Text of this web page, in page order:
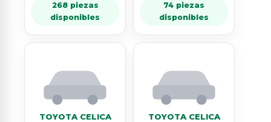
268 piezas
disponibles
74 piezas
disponibles
TOYOTA CELICA
TOYOTA CELICA